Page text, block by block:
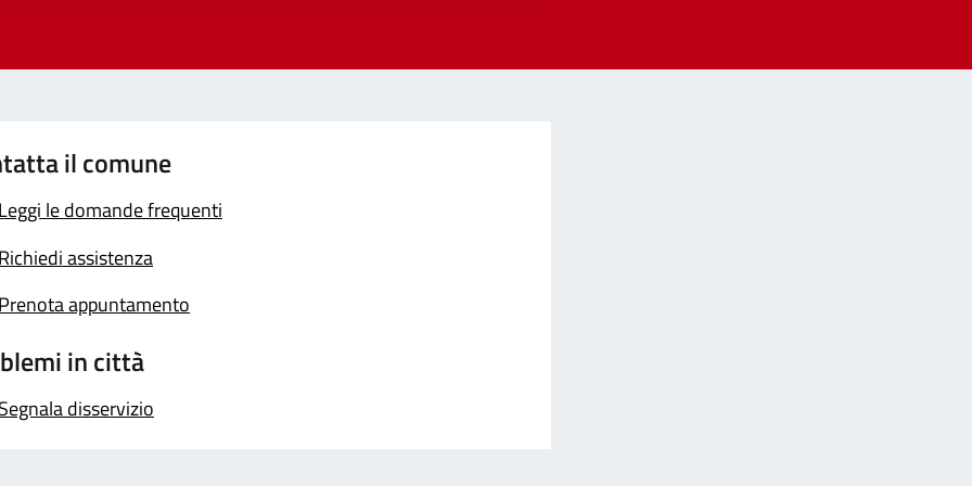
il comune
Leggi le domande frequenti
Richiedi assistenza
Prenota appuntamento
in città
Segnala disservizio